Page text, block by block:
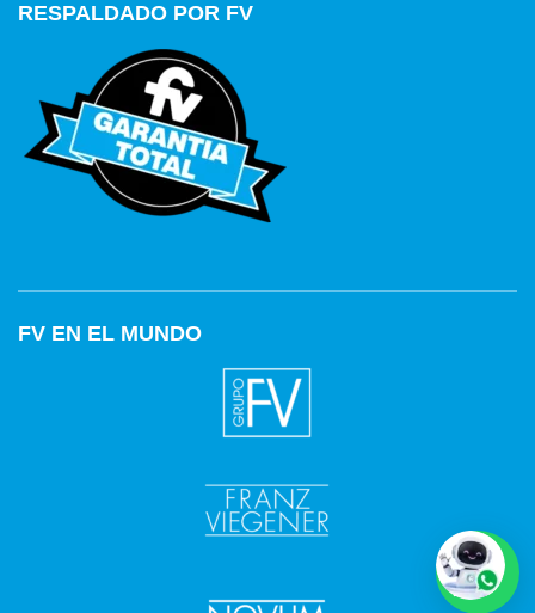
RESPALDADO POR FV
FV EN EL MUNDO